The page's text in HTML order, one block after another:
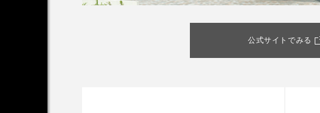
公式サイトでみる